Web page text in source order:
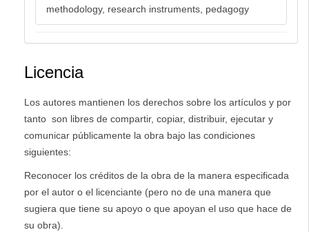
methodology, research instruments, pedagogy
Licencia
Los autores mantienen los derechos sobre los artículos y por
tanto son libres de compartir, copiar, distribuir, ejecutar y
comunicar públicamente la obra bajo las condiciones
siguientes:
Reconocer los créditos de la obra de la manera especificada
por el autor o el licenciante (pero no de una manera que
sugiera que tiene su apoyo o que apoyan el uso que hace de
su obra).